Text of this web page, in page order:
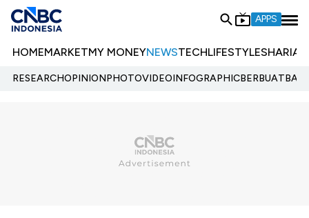
APPS
HOMEMARKETMY MONEYNEWSTECHLIFESTYLESHARIA
RESEARCHOPINIONPHOTOVIDEOINFOGRAPHIC